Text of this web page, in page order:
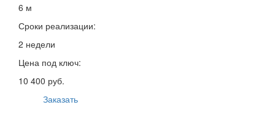
6 м
Сроки реализации:
2 недели
Цена под ключ:
10 400 руб.
Заказать